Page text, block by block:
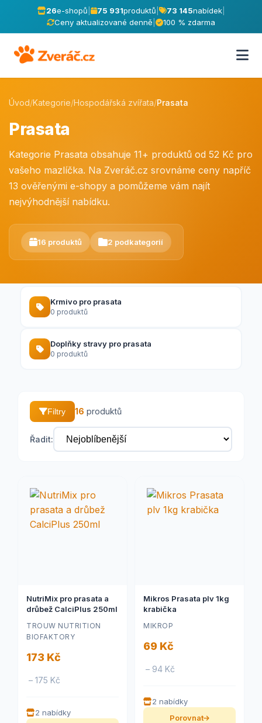
26e-shopů 75 931produktů 73 145nabídek|
Ceny aktualizované denně
100 % zdarma
Úvod/Kategorie/Hospodářská zvířata/Prasata
Prasata
Kategorie Prasata obsahuje 11+ produktů od 52 Kč pro
vašeho mazlíčka. Na Zveráč.cz srovnáme ceny napříč
13 ověřenými e-shopy a pomůžeme vám najít
nejvýhodnější nabídku.
16 produktů 2 podkategorií
Krmivo pro prasata
0 produktů
Doplňky stravy pro prasata
0 produktů
Filtry 16 produktů
Řadit:
NutriMix pro prasata a
drůbež CalciPlus 250ml
TROUW NUTRITION
BIOFAKTORY
173 Kč
– 175 Kč
2 nabídky
Mikros Prasata plv 1kg
krabička
MIKROP
69 Kč
– 94 Kč
2 nabídky
Porovnat